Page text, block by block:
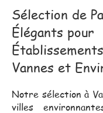
Sélection de
Élégants pour
Vannes et
Notre sélection à
villes